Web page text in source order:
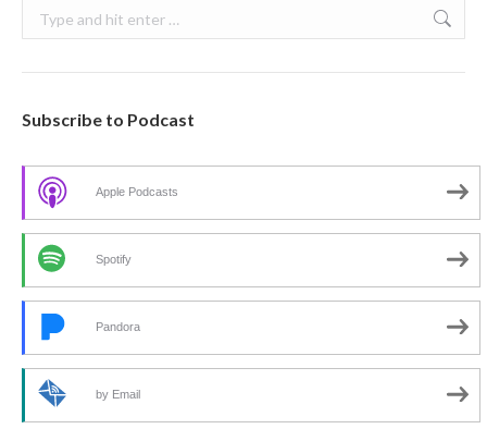
Search:
Subscribe to Podcast
Apple Podcasts
Spotify
Pandora
by Email